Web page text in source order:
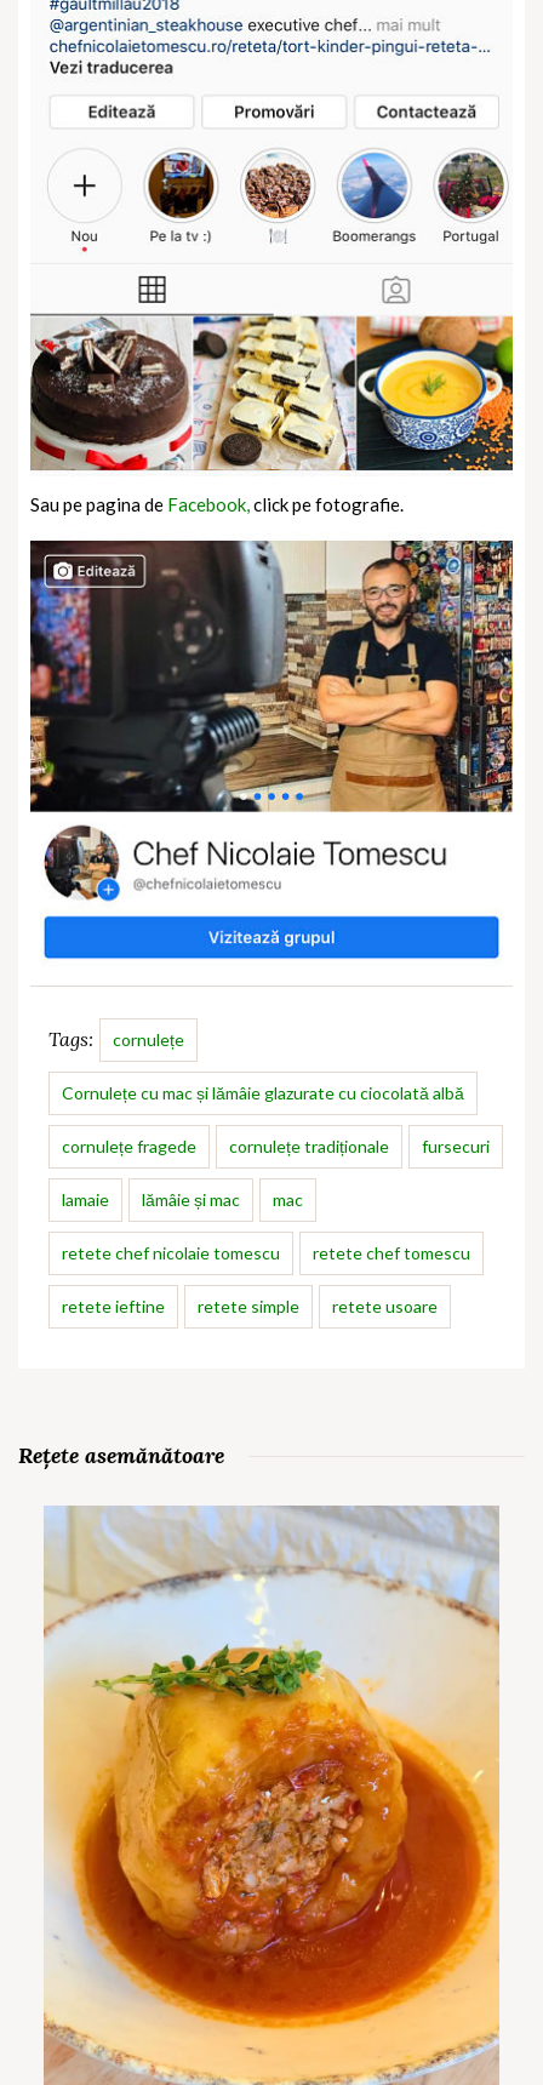
Sau pe pagina de Facebook,click pe fotografie.
Tags: cornulețe
Cornulețe cu mac și lămâie glazurate cu ciocolată albă
cornulețe fragede cornulețe tradiționale fursecuri
lamaie lămâie și mac mac
retete chef nicolaie tomescu retete chef tomescu
retete ieftine retete simple retete usoare
Rețete asemănătoare